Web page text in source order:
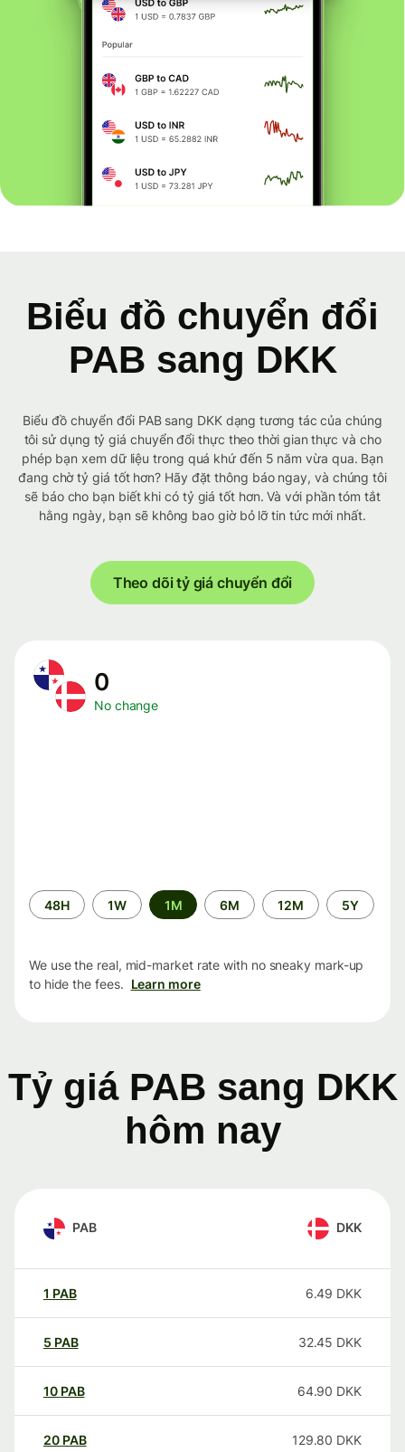
Biểu đồ chuyển đổi
PAB sang DKK
Biểu đồ chuyển đổi PAB sang DKK dạng tương tác của chúng
tôi sử dụng tỷ giá chuyển đổi thực theo thời gian thực và cho
phép bạn xem dữ liệu trong quá khứ đến 5 năm vừa qua. Bạn
đang chờ tỷ giá tốt hơn? Hãy đặt thông báo ngay, và chúng tôi
sẽ báo cho bạn biết khi có tỷ giá tốt hơn. Và với phần tóm tắt
hằng ngày, bạn sẽ không bao giờ bỏ lỡ tin tức mới nhất.
Theo dõi tỷ giá chuyển đổi
0
No change
Time
period
48H 1W 1M 6M 12M 5Y
We use the real, mid-market rate with no sneaky mark-up
to hide the fees. Learn more
Tỷ giá PAB sang DKK
hôm nay
PAB DKK
1 PAB 6.49 DKK
5 PAB 32.45 DKK
10 PAB 64.90 DKK
20 PAB 129.80 DKK